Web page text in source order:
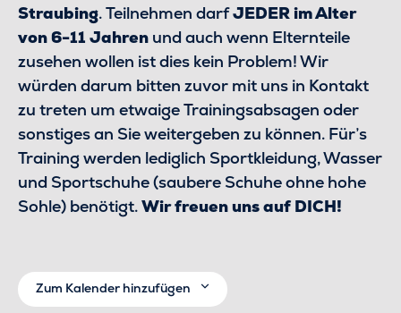
Straubing. Teilnehmen darfJEDER im Alter
von 6-11 Jahren und auch wenn Elternteile
zusehen wollen ist dies kein Problem! Wir
würden darum bitten zuvor mit uns in Kontakt
zu treten um etwaige Trainingsabsagen oder
sonstiges an Sie weitergeben zu können. Für’s
Training werden lediglich Sportkleidung, Wasser
und Sportschuhe (saubere Schuhe ohne hohe
Sohle) benötigt.Wir freuen uns auf DICH!
Zum Kalender hinzufügen